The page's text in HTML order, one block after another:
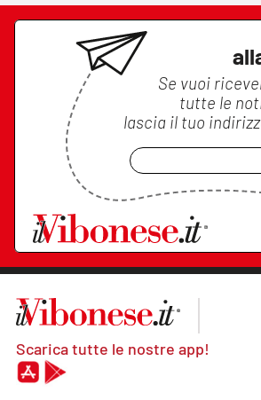
Se vuoi
tutte le
lascia il tuo
Scarica tutte le nostre app!